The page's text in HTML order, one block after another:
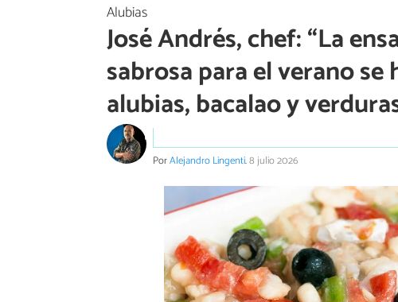
Alubias
José Andrés, chef: “La
sabrosa para el verano
alubias, bacalao y
PorAlejandro Lingenti.8 julio 2026